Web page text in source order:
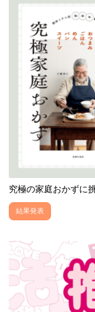
究極の家庭おかずに
結果発表